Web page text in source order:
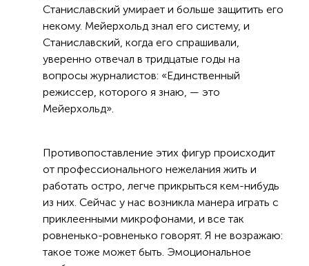
Станиславский умирает и больше защитить его
некому. Мейерхольд знал его систему, и
Станиславский, когда его спрашивали,
уверенно отвечал в тридцатые годы на
вопросы журналистов: «Единственный
режиссер, которого я знаю, — это
Мейерхольд».
Противопоставление этих фигур происходит
от профессионального нежелания жить и
работать остро, легче прикрыться кем-нибудь
из них. Сейчас у нас возникла манера играть с
приклеенными микрофонами, и все так
ровненько-ровненько говорят. Я не возражаю:
такое тоже может быть. Эмоциональное